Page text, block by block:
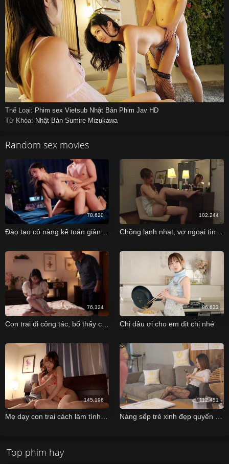
Thể Loại: Phim sex Vietsub Nhật Bản Phim Jav HD
Từ Khóa: Nhật Bản Sumire Mizukawa
Random sex movies
Đào tạo cô nàng kế toán giản dị thành dâm nữ
78,620
Chồng lạnh nhạt, vợ ngoại tình cùng anh hàng xóm
102,244
Con trai đi công tác, bố thấy con dâu thẩm du nên đẩy cửa vào hỏi thăm
76,324
Chị dâu ơi cho em địt chị nhé
86,633
145,196 112,451
Top phim hay